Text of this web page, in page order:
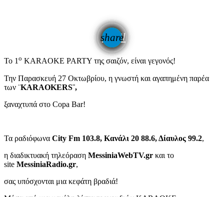
share
email
Το 1ο KARAOKE PARTY της σαιζόν, είναι γεγονός!
Την Παρασκευή 27 Οκτωβρίου, η γνωστή και αγαπημένη παρέα
των ¨KARAOKERS¨,
ξαναχτυπά στο Copa Bar!
Τα ραδιόφωνα City Fm 103.8, Κανάλι 20 88.6, Δίαυλος 99.2,
η διαδικτυακή τηλεόραση MessiniaWebTV.gr και το
site MessiniaRadio.gr,
σας υπόσχονται μια κεφάτη βραδιά!